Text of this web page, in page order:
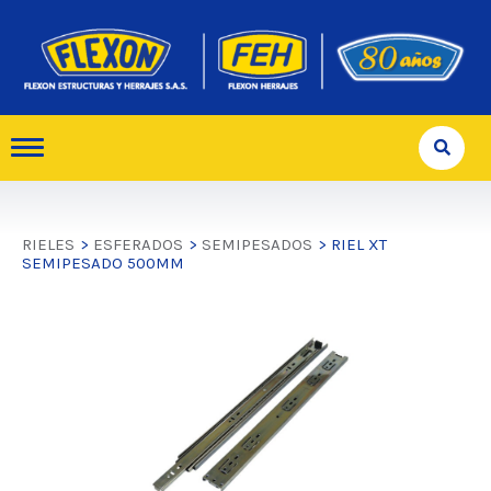
RIELES > ESFERADOS > SEMIPESADOS > RIEL XT
SEMIPESADO 500MM